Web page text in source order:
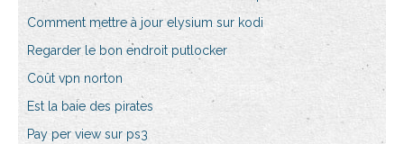
Comment mettre à jour elysium sur kodi
Regarder le bon endroit putlocker
Coût vpn norton
Est la baie des pirates
Pay per view sur ps3